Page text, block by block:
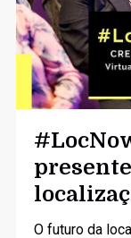
O futuro da